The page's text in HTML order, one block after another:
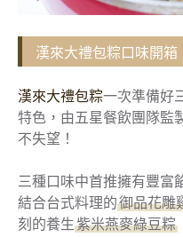
漢來大禮包粽口味開箱
漢來大禮包粽一次準備好
特色，由五星餐飲團隊監
不失望！
三種口味中首推擁有豐富
結合台式料理的御品花雕
刻的養生紫米燕麥綠豆粽